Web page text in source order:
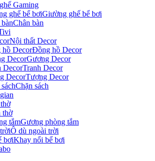
Gaming
Giường ghế bể bơi
Chân bàn
Nội thất Decor
Đồng hồ Decor
Gương Decor
Tranh Decor
Tượng Decor
Chặn sách
thờ
Gương phòng tắm
Ô dù ngoài trời
Khay nổi bể bơi